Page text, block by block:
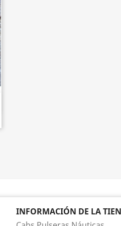
INFORMACIÓN DE LA